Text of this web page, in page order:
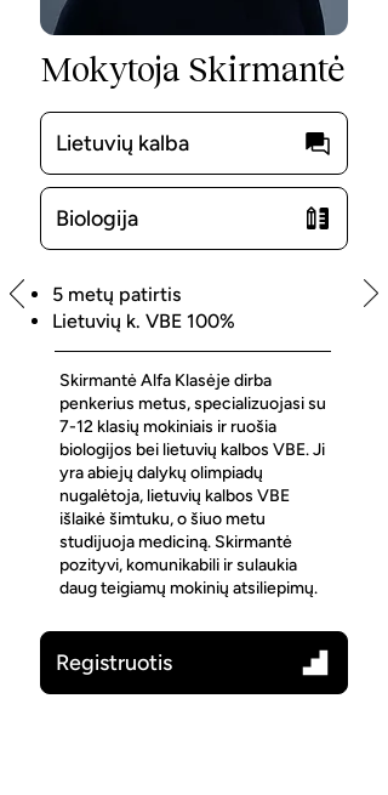
Mokytoja Skirmantė
Lietuvių kalba
Biologija
5 metų patirtis
Lietuvių k. VBE 100%
Skirmantė Alfa Klasėje dirba
penkerius metus, specializuojasi su
7-12 klasių mokiniais ir ruošia
biologijos bei lietuvių kalbos VBE. Ji
yra abiejų dalykų olimpiadų
nugalėtoja, lietuvių kalbos VBE
išlaikė šimtuku, o šiuo metu
studijuoja mediciną. Skirmantė
pozityvi, komunikabili ir sulaukia
daug teigiamų mokinių atsiliepimų.
Registruotis